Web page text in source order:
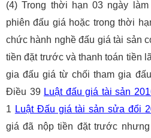
(4) Trong thời hạn 03 ngày
phiên đấu giá hoặc trong thời
chức hành nghề đấu giá tài sản
tiền đặt trước và thanh toán tiền
gia đấu giá từ chối tham gia
Điều 39 Luật đấu giá tài sản
1 Luật Đấu giá tài sản sửa đổi
giá đã nộp tiền đặt trước